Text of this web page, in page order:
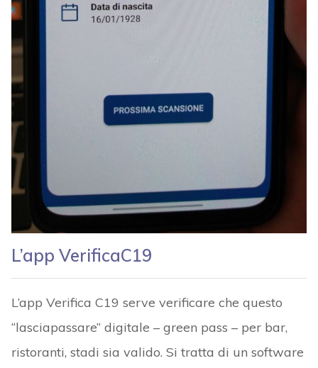
L’app VerificaC19
L’app Verifica C19 serve verificare che questo
“lasciapassare” digitale – green pass – per bar,
ristoranti, stadi sia valido. Si tratta di un software